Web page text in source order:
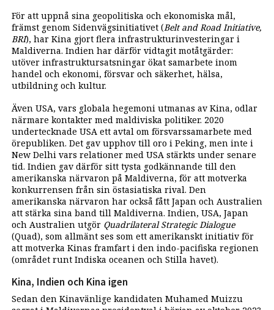
För att uppnå sina geopolitiska och ekonomiska mål,
främst genom Sidenvägsinitiativet (Belt and Road Initiative,
BRI), har Kina gjort flera infrastrukturinvesteringar i
Maldiverna. Indien har därför vidtagit motåtgärder:
utöver infrastruktursatsningar ökat samarbete inom
handel och ekonomi, försvar och säkerhet, hälsa,
utbildning och kultur.
Även USA, vars globala hegemoni utmanas av Kina, odlar
närmare kontakter med maldiviska politiker. 2020
undertecknade USA ett avtal om försvarssamarbete med
örepubliken. Det gav upphov till oro i Peking, men inte i
New Delhi vars relationer med USA stärkts under senare
tid. Indien gav därför sitt tysta godkännande till den
amerikanska närvaron på Maldiverna, för att motverka
konkurrensen från sin östasiatiska rival. Den
amerikanska närvaron har också fått Japan och Australien
att stärka sina band till Maldiverna. Indien, USA, Japan
och Australien utgör Quadrilateral Strategic Dialogue
(Quad), som allmänt ses som ett amerikanskt initiativ för
att motverka Kinas framfart i den indo-pacifiska regionen
(området runt Indiska oceanen och Stilla havet).
Kina, Indien och Kina igen
Sedan den Kinavänlige kandidaten Muhamed Muizzu